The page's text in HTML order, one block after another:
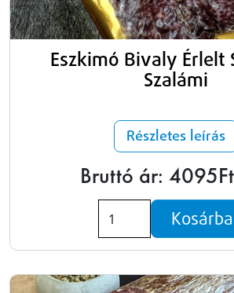
Eszkimó Bivaly Érlelt
Szalámi
Részletes leírás
Bruttó ár:
Kosárba